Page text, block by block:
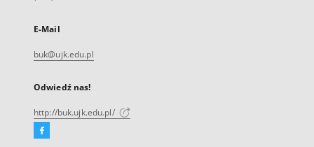
E-Mail
buk@ujk.edu.pl
Odwiedź nas!
http://buk.ujk.edu.pl/
Facebook